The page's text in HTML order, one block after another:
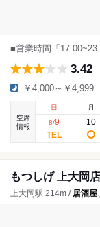
■営業時間「
3.42
￥4,000～￥4,999
空席
情報
日
8/9
月
10
もつしげ 上大岡店
上大岡駅 214m / 居酒屋